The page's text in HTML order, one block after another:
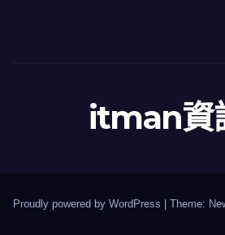
itman資
Proudly powered by WordPress Theme: